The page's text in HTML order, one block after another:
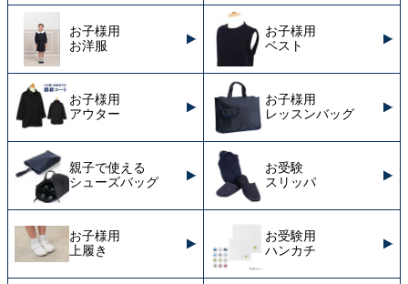
お子様用
お洋服
お子様用
ベスト
お子様用
アウター
お子様用
レッスンバッグ
親子で使える
シューズバッグ
お受験
スリッパ
お子様用
上履き
お受験用
ハンカチ